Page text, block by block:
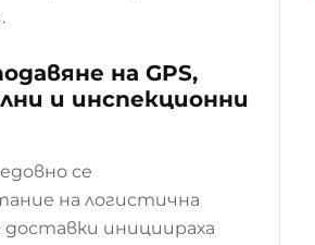
на GPS,
и инспекционни
се
на логистична
инициираха